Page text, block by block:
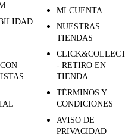
MI CUENTA
NUESTRAS
TIENDAS
- RETIRO EN
TIENDA
TÉRMINOS Y
CONDICIONES
AVISO DE
PRIVACIDAD